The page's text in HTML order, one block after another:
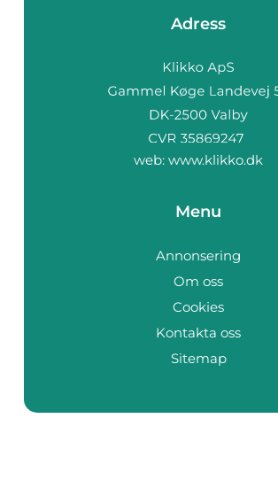
Adress
web: www.klikko.dk
Menu
Annonsering
Om oss
Cookies
Kontakta oss
Sitemap